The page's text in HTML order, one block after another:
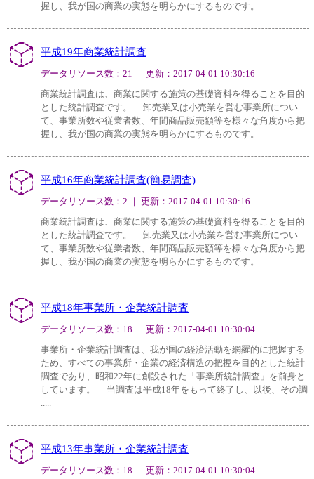
握し、我が国の商業の実態を明らかにするものです。
平成19年商業統計調査
データリソース数：21 ｜ 更新：2017-04-01 10:30:16
商業統計調査は、商業に関する施策の基礎資料を得ることを目的
とした統計調査です。 卸売業又は小売業を営む事業所につい
て、事業所数や従業者数、年間商品販売額等を様々な角度から把
握し、我が国の商業の実態を明らかにするものです。
平成16年商業統計調査(簡易調査)
データリソース数：2 ｜ 更新：2017-04-01 10:30:16
商業統計調査は、商業に関する施策の基礎資料を得ることを目的
とした統計調査です。 卸売業又は小売業を営む事業所につい
て、事業所数や従業者数、年間商品販売額等を様々な角度から把
握し、我が国の商業の実態を明らかにするものです。
平成18年事業所・企業統計調査
データリソース数：18 ｜ 更新：2017-04-01 10:30:04
事業所・企業統計調査は、我が国の経済活動を網羅的に把握する
ため、すべての事業所・企業の経済構造の把握を目的とした統計
調査であり、昭和22年に創設された「事業所統計調査」を前身と
しています。 当調査は平成18年をもって終了し、以後、その調
.....
平成13年事業所・企業統計調査
データリソース数：18 ｜ 更新：2017-04-01 10:30:04